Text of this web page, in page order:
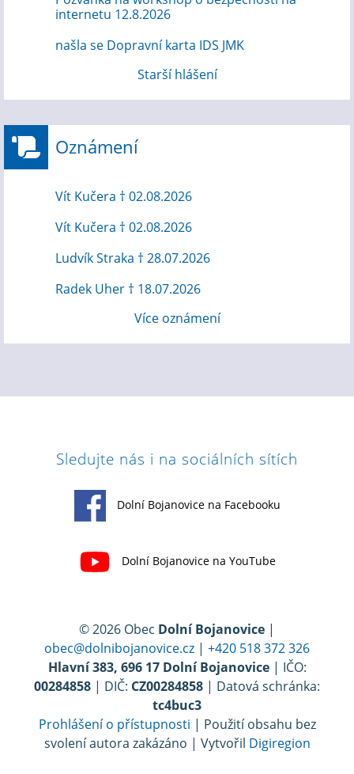
internetu 12.8.2026
našla se Dopravní karta IDS JMK
Starší hlášení
Oznámení
Vít Kučera † 02.08.2026
Vít Kučera † 02.08.2026
Ludvík Straka † 28.07.2026
Radek Uher † 18.07.2026
Více oznámení
Sledujte nás i na sociálních sítích
Dolní Bojanovice na Facebooku
Dolní Bojanovice na YouTube
© 2026 Obec Dolní Bojanovice |
obec@dolnibojanovice.cz | +420 518 372 326
Hlavní 383, 696 17 Dolní Bojanovice| IČO:
00284858 | DIČ: CZ00284858 | Datová schránka:
tc4buc3
Prohlášení o přístupnosti | Použití obsahu bez
svolení autora zakázáno | Vytvořil Digiregion